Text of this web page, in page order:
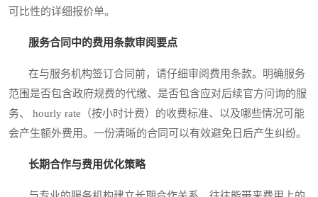
可比性的详细报价单。
服务合同中的费用条款审阅要点
在与服务机构签订合同前，请仔细审阅费用条款。明确服务
范围是否包含政府规费的代缴、是否包含应对后续官方问询的服
务、 hourly rate（按小时计费）的收费标准、以及哪些情况可能
会产生额外费用。一份清晰的合同可以有效避免日后产生纠纷。
长期合作与费用优化策略